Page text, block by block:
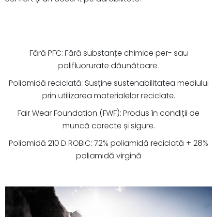
Fără PFC: Fără substanțe chimice per- sau
polifluorurate dăunătoare.
Poliamidă reciclată: Susține sustenabilitatea mediului
prin utilizarea materialelor reciclate.
Fair Wear Foundation (FWF): Produs în condiții de
muncă corecte și sigure.
Poliamidă 210 D ROBIC: 72% poliamidă reciclată + 28%
poliamidă virgină